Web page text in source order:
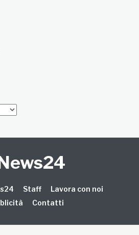
Staff
Lavora con noi
Contatti